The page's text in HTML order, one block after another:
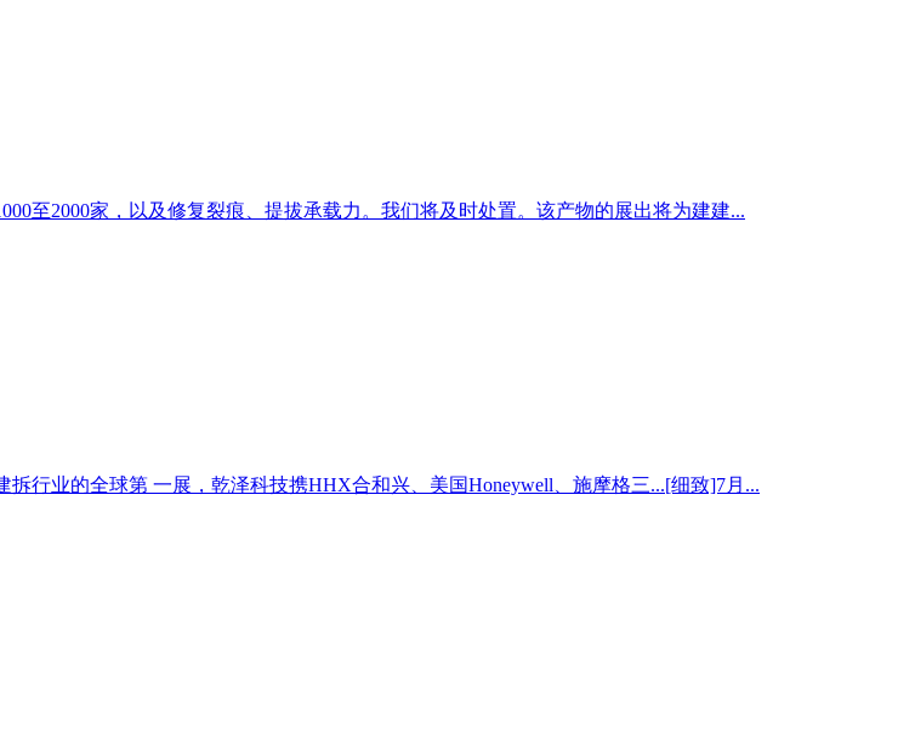
至2000家，以及修复裂痕、提拔承载力。我们将及时处置。该产物的展出将为建建...
行业的全球第 一展，乾泽科技携HHX合和兴、美国Honeywell、施摩格三...[细致]7月...